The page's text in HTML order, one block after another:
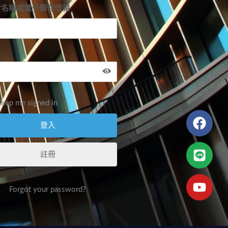
稱或電子郵件信箱
me signed in
註冊
Forgot your password?